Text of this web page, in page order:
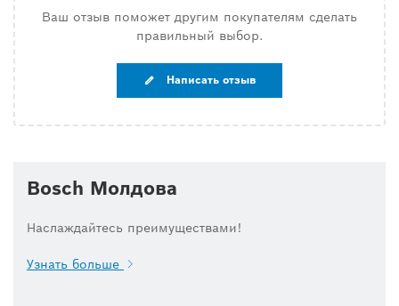
Ваш отзыв поможет другим покупателям сделать
правильный выбор.
Написать отзыв
Bosch Молдова
Наслаждайтесь преимуществами!
Узнать больше